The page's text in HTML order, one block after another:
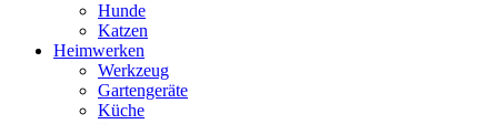
Hunde
Katzen
Heimwerken
Werkzeug
Gartengeräte
Küche